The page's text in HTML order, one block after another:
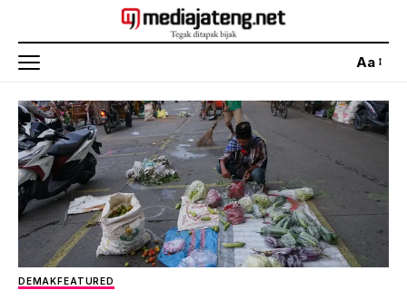
Aa
DEMAKFEATURED